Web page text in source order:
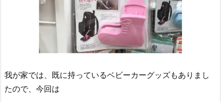
我が家では、既に持っているベビーカーグッズもありまし
たので、今回は